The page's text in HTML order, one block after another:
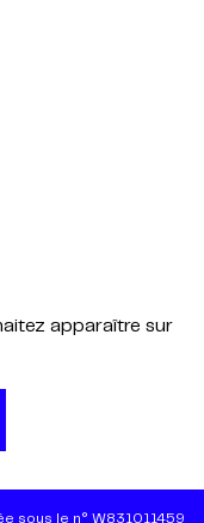
apparaître sur
sous le n° W831011459